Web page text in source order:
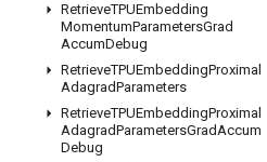
RetrieveTPUEmbedding
MomentumParametersGrad
AccumDebug
RetrieveTPUEmbeddingProximal
AdagradParameters
RetrieveTPUEmbeddingProximal
AdagradParametersGradAccum
Debug